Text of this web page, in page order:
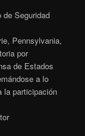
Seguridad
Pennsylvania,
por
de Estados
a lo
la participación